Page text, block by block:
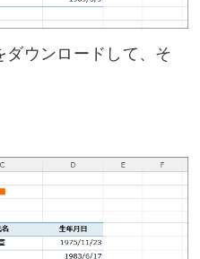
ダウンロードして、そ